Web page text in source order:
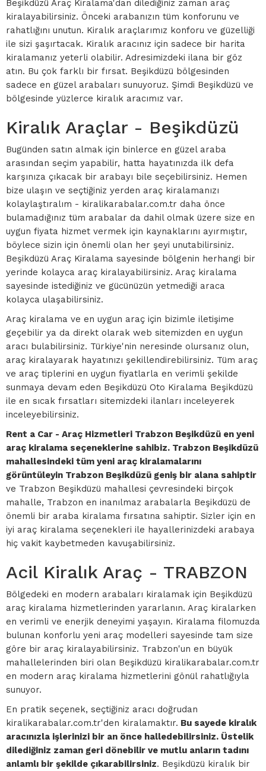
Beşikdüzü Araç Kiralama'dan dilediğiniz zaman araç
kiralayabilirsiniz. Önceki arabanızın tüm konforunu ve
rahatlığını unutun. Kiralık araçlarımız konforu ve güzelliği
ile sizi şaşırtacak. Kiralık aracınız için sadece bir harita
kiralamanız yeterli olabilir. Adresimizdeki ilana bir göz
atın. Bu çok farklı bir fırsat. Beşikdüzü bölgesinden
sadece en güzel arabaları sunuyoruz. Şimdi Beşikdüzü ve
bölgesinde yüzlerce kiralık aracımız var.
Kiralık Araçlar - Beşikdüzü
Bugünden satın almak için binlerce en güzel araba
arasından seçim yapabilir, hatta hayatınızda ilk defa
karşınıza çıkacak bir arabayı bile seçebilirsiniz. Hemen
bize ulaşın ve seçtiğiniz yerden araç kiralamanızı
kolaylaştıralım - kiralikarabalar.com.tr daha önce
bulamadığınız tüm arabalar da dahil olmak üzere size en
uygun fiyata hizmet vermek için kaynaklarını ayırmıştır,
böylece sizin için önemli olan her şeyi unutabilirsiniz.
Beşikdüzü Araç Kiralama sayesinde bölgenin herhangi bir
yerinde kolayca araç kiralayabilirsiniz. Araç kiralama
sayesinde istediğiniz ve gücünüzün yetmediği araca
kolayca ulaşabilirsiniz.
Araç kiralama ve en uygun araç için bizimle iletişime
geçebilir ya da direkt olarak web sitemizden en uygun
aracı bulabilirsiniz. Türkiye'nin neresinde olursanız olun,
araç kiralayarak hayatınızı şekillendirebilirsiniz. Tüm araç
ve araç tiplerini en uygun fiyatlarla en verimli şekilde
sunmaya devam eden Beşikdüzü Oto Kiralama Beşikdüzü
ile en sıcak fırsatları sitemizdeki ilanları inceleyerek
inceleyebilirsiniz.
Rent a Car - Araç Hizmetleri Trabzon Beşikdüzü en yeni
araç kiralama seçeneklerine sahibiz. Trabzon Beşikdüzü
mahallesindeki tüm yeni araç kiralamalarını
görüntüleyin Trabzon Beşikdüzü geniş bir alana sahiptir
ve Trabzon Beşikdüzü mahallesi çevresindeki birçok
mahalle, Trabzon en inanılmaz arabalarla Beşikdüzü de
önemli bir araba kiralama fırsatına sahiptir. Sizler için en
iyi araç kiralama seçenekleri ile hayallerinizdeki arabaya
hiç vakit kaybetmeden kavuşabilirsiniz.
Acil Kiralık Araç - TRABZON
Bölgedeki en modern arabaları kiralamak için Beşikdüzü
araç kiralama hizmetlerinden yararlanın. Araç kiralarken
en verimli ve enerjik deneyimi yaşayın. Kiralama filomuzda
bulunan konforlu yeni araç modelleri sayesinde tam size
göre bir araç kiralayabilirsiniz. Trabzon'un en büyük
mahallelerinden biri olan Beşikdüzü kiralikarabalar.com.tr
en modern araç kiralama hizmetlerini gönül rahatlığıyla
sunuyor.
En pratik seçenek, seçtiğiniz aracı doğrudan
kiralikarabalar.com.tr'den kiralamaktır. Bu sayede kiralık
aracınızla işlerinizi bir an önce halledebilirsiniz. Üstelik
dilediğiniz zaman geri dönebilir ve mutlu anların tadını
anlamlı bir şekilde çıkarabilirsiniz. Beşikdüzü kiralık bir